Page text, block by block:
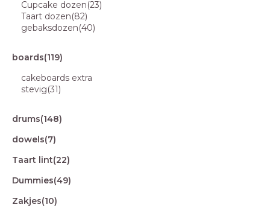
Cupcake dozen(23)
Taart dozen(82)
gebaksdozen(40)
boards(119)
cakeboards extra
stevig(31)
drums(148)
dowels(7)
Taart lint(22)
Dummies(49)
Zakjes(10)